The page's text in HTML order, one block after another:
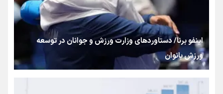
شکستگیِ بزرگ؛ روایتِ یک استخوان، یک نسل، یک توهم!
رسانه ملی و حق مردم برای شنیدن صدای رئیس‌جمهوری
اینفو برنا/ دستاوردهای وزارت ورزش و جوانان در توسعه
ورزش بانوان